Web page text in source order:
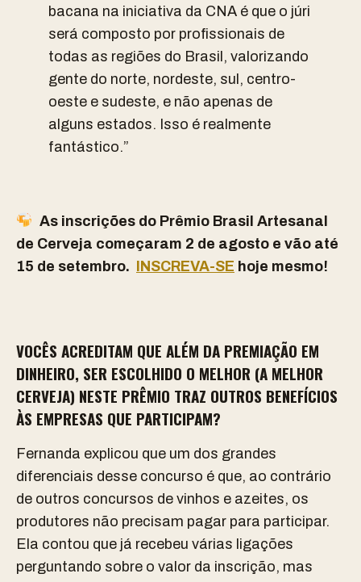
bacana na iniciativa da CNA é que o júri
será composto por profissionais de
todas as regiões do Brasil, valorizando
gente do norte, nordeste, sul, centro-
oeste e sudeste, e não apenas de
alguns estados. Isso é realmente
fantástico.”
As inscrições do Prêmio Brasil Artesanal
de Cerveja começaram 2 de agosto e vão até
15 de setembro. INSCREVA-SE hoje mesmo!
VOCÊS ACREDITAM QUE ALÉM DA PREMIAÇÃO EM
DINHEIRO, SER ESCOLHIDO O MELHOR (A MELHOR
CERVEJA) NESTE PRÊMIO TRAZ OUTROS BENEFÍCIOS
ÀS EMPRESAS QUE PARTICIPAM?
Fernanda explicou que um dos grandes
diferenciais desse concurso é que, ao contrário
de outros concursos de vinhos e azeites, os
produtores não precisam pagar para participar.
Ela contou que já recebeu várias ligações
perguntando sobre o valor da inscrição, mas